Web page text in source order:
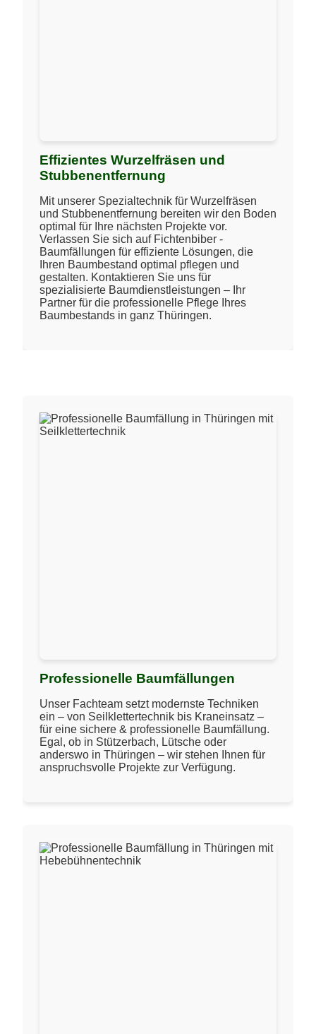
Effizientes Wurzelfräsen und
Stubbenentfernung
Mit unserer Spezialtechnik für Wurzelfräsen
und Stubbenentfernung bereiten wir den Boden
optimal für Ihre nächsten Projekte vor.
Verlassen Sie sich auf Fichtenbiber -
Baumfällungen für effiziente Lösungen, die
Ihren Baumbestand optimal pflegen und
gestalten. Kontaktieren Sie uns für
spezialisierte Baumdienstleistungen – Ihr
Partner für die professionelle Pflege Ihres
Baumbestands in ganz Thüringen.
Professionelle Baumfällungen
Unser Fachteam setzt modernste Techniken
ein – von Seilklettertechnik bis Kraneinsatz –
für eine sichere & professionelle Baumfällung.
Egal, ob in Stützerbach, Lütsche oder
anderswo in Thüringen – wir stehen Ihnen für
anspruchsvolle Projekte zur Verfügung.